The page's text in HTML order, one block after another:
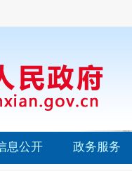
息公开 政务服务